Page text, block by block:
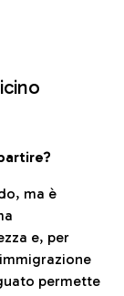
ma è
e, per
permette